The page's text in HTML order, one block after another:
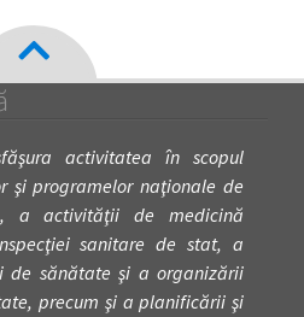
activitatea în scopul
şi programelor naţionale de
a activităţii de medicină
sanitare de stat, a
de sănătate şi a organizării
precum şi a planificării şi